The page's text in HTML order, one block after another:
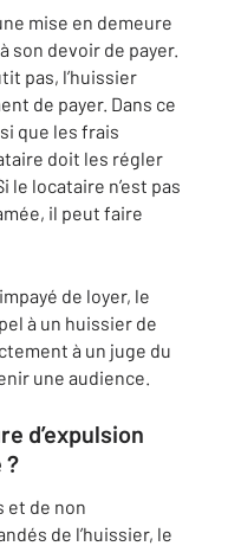
mise en demeure
son devoir de payer.
pas, l’huissier
de payer. Dans ce
que les frais
doit les régler
le locataire n’est pas
il peut faire
de loyer, le
à un huissier de
à un juge du
une audience.
d’expulsion
?
et de non
de l’huissier, le